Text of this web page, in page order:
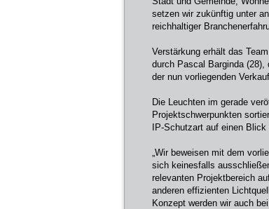
setzen wir zukünftig unter
reichhaltiger
Verstärkung erhält das
durch Pascal Barginda
der nun vorliegenden
Die Leuchten im gerade
Projektschwerpunkten
IP-Schutzart auf einen
„Wir beweisen mit dem
sich keinesfalls
relevanten Projektbereich
anderen effizienten
Konzept werden wir auch